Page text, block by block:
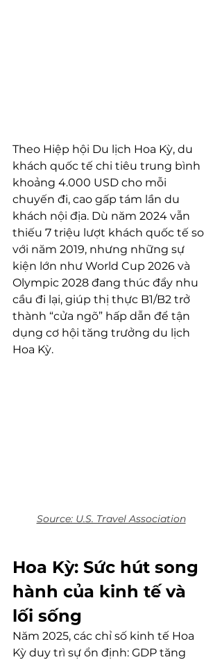
Theo Hiệp hội Du lịch Hoa Kỳ, du
khách quốc tế chi tiêu trung bình
khoảng 4.000 USD cho mỗi
chuyến đi, cao gấp tám lần du
khách nội địa. Dù năm 2024 vẫn
thiếu 7 triệu lượt khách quốc tế so
với năm 2019, nhưng những sự
kiện lớn như World Cup 2026 và
Olympic 2028 đang thúc đẩy nhu
cầu đi lại, giúp thị thực B1/B2 trở
thành “cửa ngõ” hấp dẫn để tận
dụng cơ hội tăng trưởng du lịch
Hoa Kỳ.
Source: U.S. Travel Association
Hoa Kỳ: Sức hút song
hành của kinh tế và
lối sống
Năm 2025, các chỉ số kinh tế Hoa
Kỳ duy trì sự ổn định: GDP tăng